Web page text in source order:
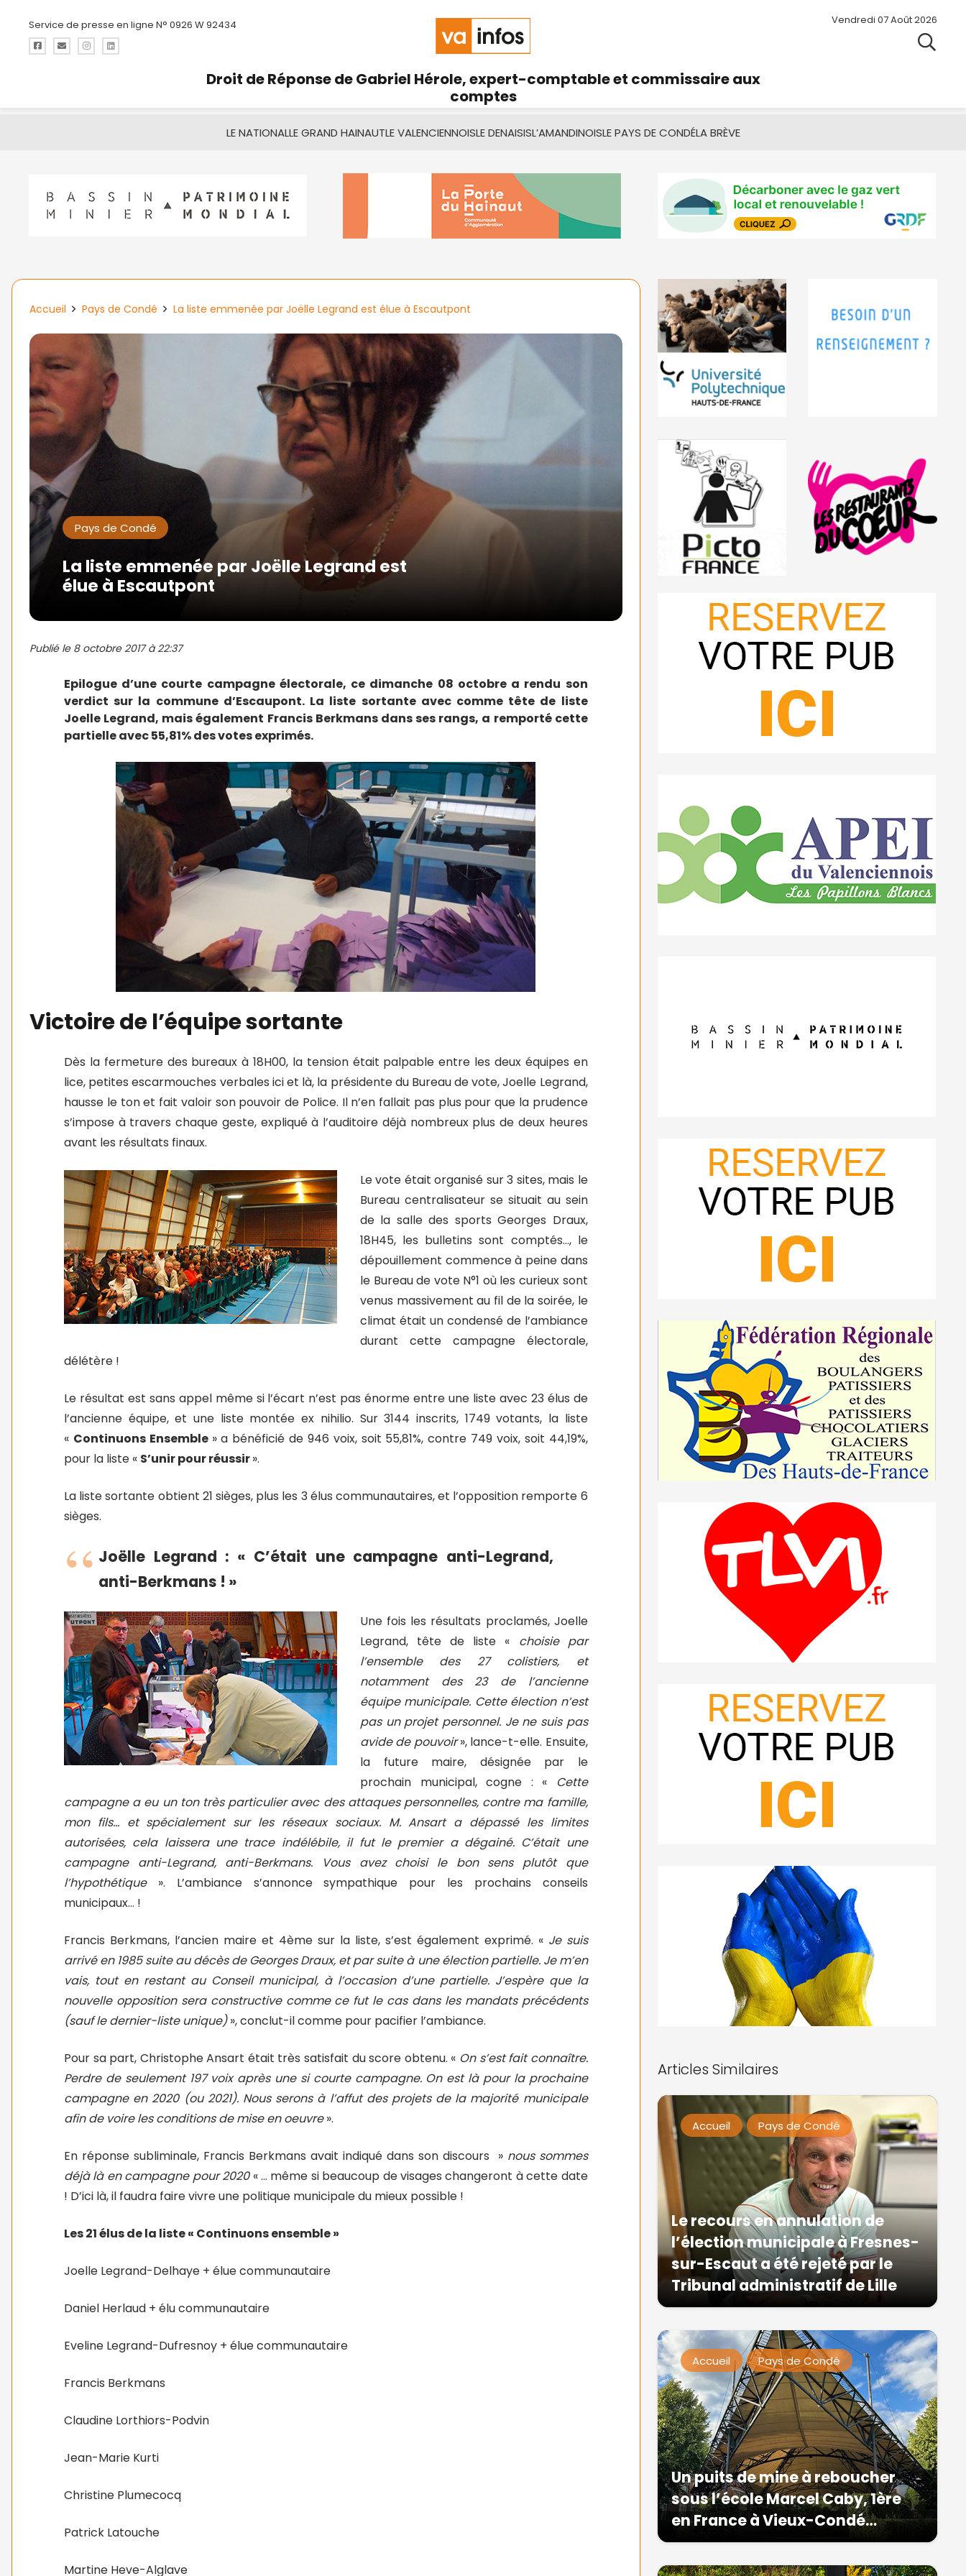
Service de presse en ligne N° 0926 W 92434 Vendredi 07 Août 2026
Droit de Réponse de Gabriel Hérole, expert-comptable et commissaire aux
comptes
LE NATIONALLE GRAND HAINAUTLE VALENCIENNOISLE DENAISISL’AMANDINOISLE PAYS DE CONDÉLA BRÈVE
Accueil Pays de Condé La liste emmenée par Joëlle Legrand est élue à Escautpont
Pays de Condé
La liste emmenée par Joëlle Legrand est
élue à Escautpont
Publié le 8 octobre 2017 à 22:37
Epilogue d’une courte campagne électorale, ce dimanche 08 octobre a rendu son
verdict sur la commune d’Escaupont. La liste sortante avec comme tête de liste
Joelle Legrand, mais également Francis Berkmans dans ses rangs, a remporté cette
partielle avec 55,81% des votes exprimés.
Victoire de l’équipe sortante
Dès la fermeture des bureaux à 18H00, la tension était palpable entre les deux équipes en
lice, petites escarmouches verbales ici et là, la présidente du Bureau de vote, Joelle Legrand,
hausse le ton et fait valoir son pouvoir de Police. Il n’en fallait pas plus pour que la prudence
s’impose à travers chaque geste, expliqué à l’auditoire déjà nombreux plus de deux heures
avant les résultats finaux.
Le vote était organisé sur 3 sites, mais le
Bureau centralisateur se situait au sein
de la salle des sports Georges Draux,
18H45, les bulletins sont comptés…, le
dépouillement commence à peine dans
le Bureau de vote N°1 où les curieux sont
venus massivement au fil de la soirée, le
climat était un condensé de l’ambiance
durant cette campagne électorale,
délétère !
Le résultat est sans appel même si l’écart n’est pas énorme entre une liste avec 23 élus de
l’ancienne équipe, et une liste montée ex nihilio. Sur 3144 inscrits, 1749 votants, la liste
« Continuons Ensemble » a bénéficié de 946 voix, soit 55,81%, contre 749 voix, soit 44,19%,
pour la liste « S’unir pour réussir».
La liste sortante obtient 21 sièges, plus les 3 élus communautaires, et l’opposition remporte 6
sièges.
Joëlle Legrand : « C’était une campagne anti-Legrand,
anti-Berkmans ! »
Une fois les résultats proclamés, Joelle
Legrand, tête de liste « choisie par
l’ensemble des 27 colistiers, et
notamment des 23 de l’ancienne
équipe municipale. Cette élection n’est
pas un projet personnel. Je ne suis pas
avide de pouvoir», lance-t-elle. Ensuite,
la future maire, désignée par le
prochain municipal, cogne : «
Cette
campagne a eu un ton très particulier avec des attaques personnelles, contre ma famille,
mon fils… et spécialement sur les réseaux sociaux. M. Ansart a dépassé les limites
autorisées, cela laissera une trace indélébile, il fut le premier a dégainé. C’était une
campagne anti-Legrand, anti-Berkmans. Vous avez choisi le bon sens plutôt que
l’hypothétique ». L’ambiance s’annonce sympathique pour les prochains conseils
municipaux… !
Francis Berkmans, l’ancien maire et 4ème sur la liste, s’est également exprimé. « Je suis
arrivé en 1985 suite au décès de Georges Draux, et par suite à une élection partielle. Je m’en
vais, tout en restant au Conseil municipal, à l’occasion d’une partielle. J’espère que la
nouvelle opposition sera constructive comme ce fut le cas dans les mandats précédents
(sauf le dernier-liste unique)», conclut-il comme pour pacifier l’ambiance.
Pour sa part, Christophe Ansart était très satisfait du score obtenu. « On s’est fait connaître.
Perdre de seulement 197 voix après une si courte campagne. On est là pour la prochaine
campagne en 2020 (ou 2021). Nous serons à l’affut des projets de la majorité municipale
afin de voire les conditions de mise en oeuvre».
En réponse subliminale, Francis Berkmans avait indiqué dans son discours » nous sommes
déjà là en campagne pour 2020« … même si beaucoup de visages changeront à cette date
! D’ici là, il faudra faire vivre une politique municipale du mieux possible !
Les 21 élus de la liste « Continuons ensemble »
Joelle Legrand-Delhaye + élue communautaire
Daniel Herlaud + élu communautaire
Eveline Legrand-Dufresnoy + élue communautaire
Francis Berkmans
Claudine Lorthiors-Podvin
Jean-Marie Kurti
Christine Plumecocq
Patrick Latouche
Martine Heve-Alglave
Articles Similaires
Accueil Pays de Condé
Le recours en annulation de
l’élection municipale à Fresnes-
sur-Escaut a été rejeté par le
Tribunal administratif de Lille
Accueil Pays de Condé
Un puits de mine à reboucher
sous l’école Marcel Caby, 1ère
en France à Vieux-Condé…